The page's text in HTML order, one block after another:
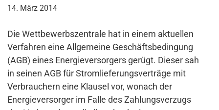
14. März 2014
Die Wettbewerbszentrale hat in einem aktuellen
Verfahren eine Allgemeine Geschäftsbedingung
(AGB) eines Energieversorgers gerügt. Dieser sah
in seinen AGB für Stromlieferungsverträge mit
Verbrauchern eine Klausel vor, wonach der
Energieversorger im Falle des Zahlungsverzugs